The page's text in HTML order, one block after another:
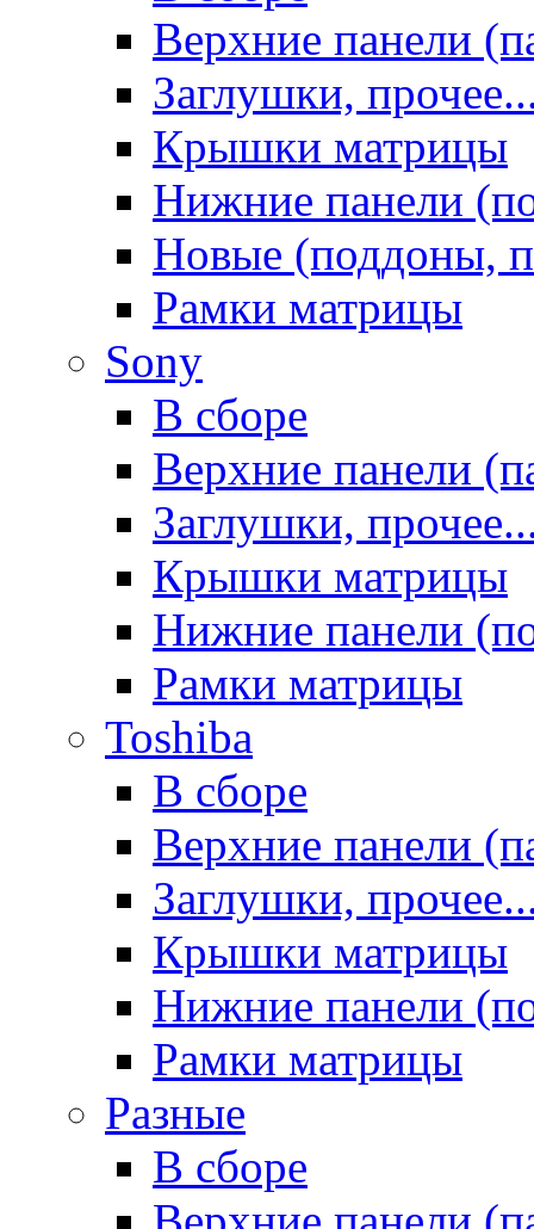
Верхние панели
Заглушки,
Крышки матрицы
Нижние панели
Новые (поддоны,
Рамки матрицы
Sony
В сборе
Верхние панели
Заглушки,
Крышки матрицы
Нижние панели
Рамки матрицы
Toshiba
В сборе
Верхние панели
Заглушки,
Крышки матрицы
Нижние панели
Рамки матрицы
Разные
В сборе